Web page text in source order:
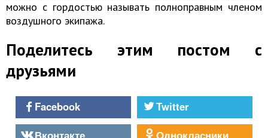
можно с гордостью называть полноправным членом
воздушного экипажа.
Поделитесь этим постом с
друзьями
Facebook
Twitter
Вконтакте
Однокласники